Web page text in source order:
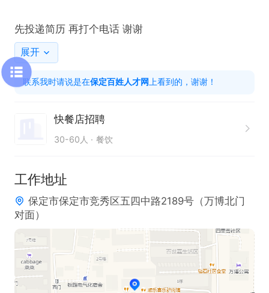
先投递简历 再打个电话 谢谢
展开
联系我时请说是在保定百姓人才网上看到的，谢谢！
快餐店招聘
30-60人 餐饮
工作地址
保定市保定市竞秀区五四中路2189号（万博北门
对面）